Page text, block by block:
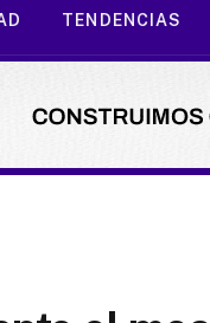
TENDENCIAS